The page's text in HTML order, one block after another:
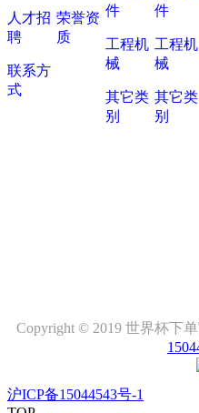
人才招
聘
联系方
式
荣誉资
质
件
工程机
械
其它类
别
件
工程机
械
其它类
别
Copyright © 2019 世界杯下
沪ICP备15044543号-1